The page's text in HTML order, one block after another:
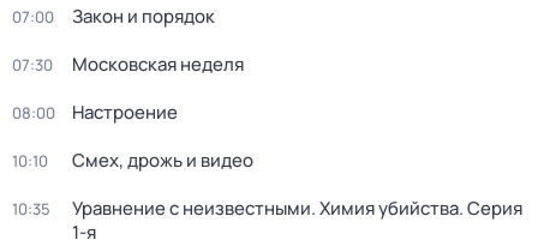
07:00 Закон и порядок
07:30 Московская неделя
08:00 Настроение
10:10 Смех, дрожь и видео
10:35 Уравнение с неизвестными. Химия убийства. Серия
1-я